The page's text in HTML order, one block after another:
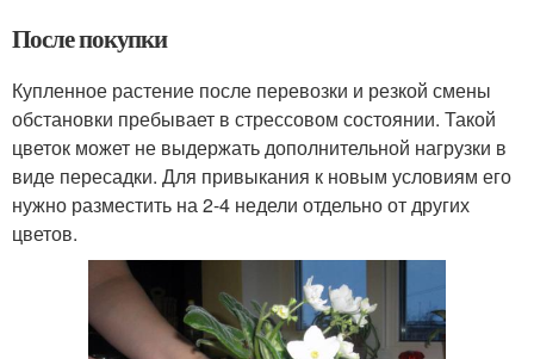
После покупки
Купленное растение после перевозки и резкой смены
обстановки пребывает в стрессовом состоянии. Такой
цветок может не выдержать дополнительной нагрузки в
виде пересадки. Для привыкания к новым условиям его
нужно разместить на 2-4 недели отдельно от других
цветов.